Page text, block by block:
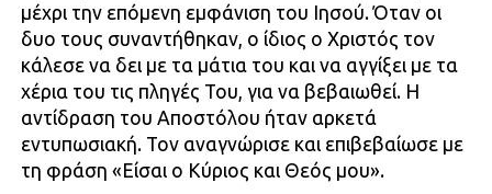
μέχρι την επόμενη εμφάνιση του Ιησού. Όταν οι
δυο τους συναντήθηκαν, ο ίδιος ο Χριστός τον
κάλεσε να δει με τα μάτια του και να αγγίξει με τα
χέρια του τις πληγές Του, για να βεβαιωθεί. Η
αντίδραση του Αποστόλου ήταν αρκετά
εντυπωσιακή. Τον αναγνώρισε και επιβεβαίωσε με
τη φράση «Είσαι ο Κύριος και Θεός μου».